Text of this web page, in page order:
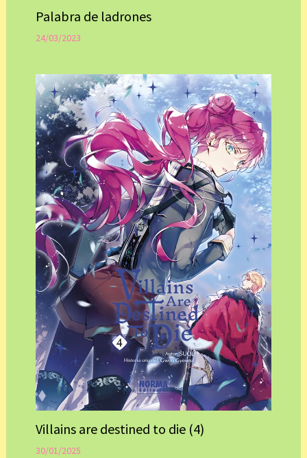
Palabra de ladrones
24/03/2023
Villains are destined to die (4)
30/01/2025